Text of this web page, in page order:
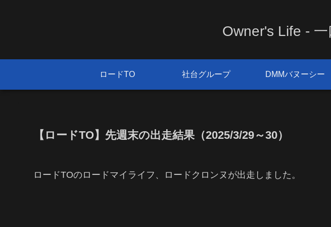
Owner's Life -
ロードTO 社台グループ DMMバヌーシー
【ロードTO】先週末の出走結果（2025/3/29～30）
ロードTOのロードマイライフ、ロードクロンヌが出走しました。